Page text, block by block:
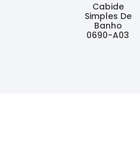
Cabide
Simples De
Banho
0690-A03